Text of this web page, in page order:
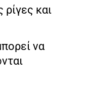
και
να